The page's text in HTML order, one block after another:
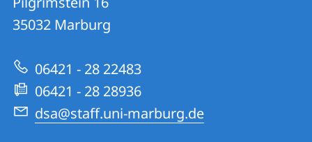
DSA
|
Research
Center
Deutscher
Sprachatlas
35032 Marburg
06421 - 28 22483
06421 - 28 28936
dsa@staff.uni-marburg.de